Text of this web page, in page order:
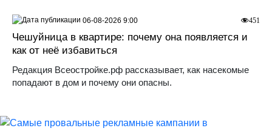
Чешуйница в квартире: почему она появляется и
как от неё избавиться
Редакция Всеостройке.рф рассказывает, как насекомые
попадают в дом и почему они опасны.
451
06-08-2026 9:00